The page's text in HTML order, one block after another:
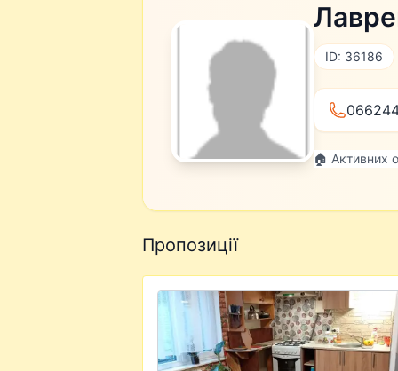
ID: 36186
🏠 Активних
Пропозиції